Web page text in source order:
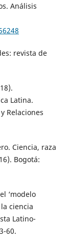
Análisis
revista de
Latina.
Relaciones
Ciencia, raza
Bogotá:
‘modelo
ciencia
Latino-
60.